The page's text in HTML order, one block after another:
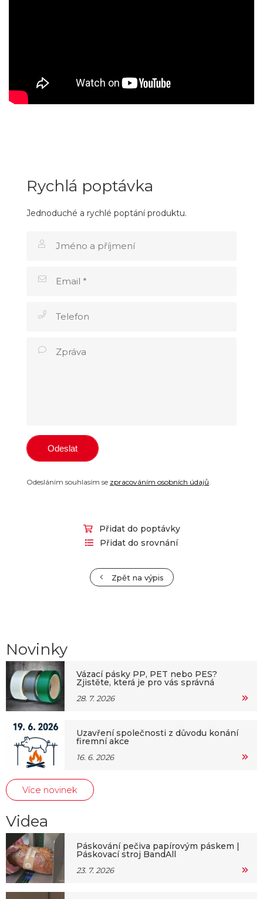
Rychlá poptávka
Jednoduché a rychlé poptání produktu.
Odesláním souhlasím se zpracováním osobních údajů.
Přidat do poptávky
Přidat do srovnání
Zpět na výpis
Novinky
Vázací pásky PP, PET nebo PES?
Zjistěte, která je pro vás správná
28. 7. 2026
Uzavření společnosti z důvodu konání
firemní akce
16. 6. 2026
Více novinek
Videa
Páskování pečiva papírovým páskem |
Páskovací stroj BandAll
23. 7. 2026